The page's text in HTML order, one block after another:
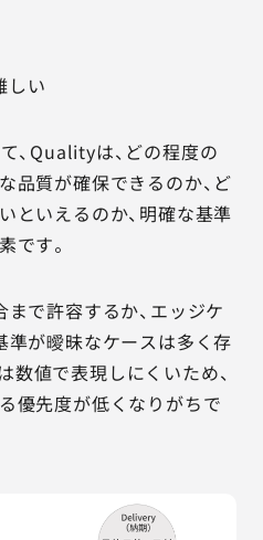
しい
、Qualityは、どの程度の
品質が確保できるのか、ど
といえるのか、明確な基準
です。
で許容するか、エッジケ
準が曖昧なケースは多く存
数値で表現しにくいため、
優先度が低くなりがちで